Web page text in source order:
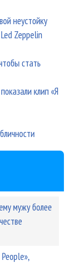
неустойку
Zeppelin
стать
клип «Я
мужу более